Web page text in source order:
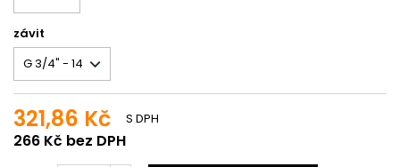
závit
321,86 Kč
266 Kč bez DPH
S DPH